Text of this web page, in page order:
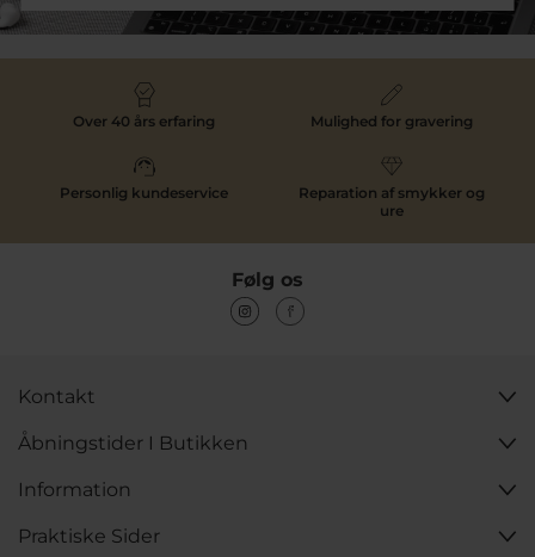
Over 40 års erfaring Mulighed for gravering
Personlig kundeservice
Reparation af smykker og
ure
Følg os
Kontakt
Åbningstider I Butikken
Information
Praktiske Sider